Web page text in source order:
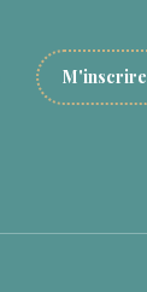
M'inscrire